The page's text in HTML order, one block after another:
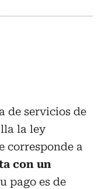
de servicios de
la ley
corresponde a
con un
pago es de